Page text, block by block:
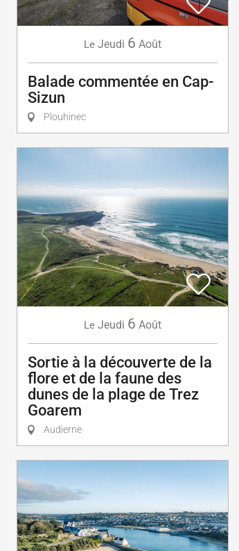
Le Jeudi 6 Août
Balade commentée en Cap-
Sizun
Plouhinec
Le Jeudi 6 Août
Sortie à la découverte de la
flore et de la faune des
dunes de la plage de Trez
Goarem
Audierne